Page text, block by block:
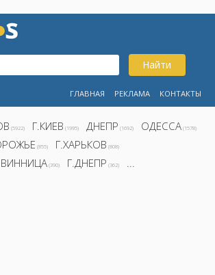
Найти
ГЛАВНАЯ РЕКЛАМА КОНТАКТЫ
(5922) Г.КИЕВ (1995) ДНЕПР (1692) ОДЕССА (1578)
(855) Г.ХАРЬКОВ (808)
ВИННИЦА (390) Г.ДНЕПР (362) ...